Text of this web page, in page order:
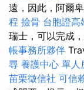
遠，因此，阿爾
程 撿骨 台胞證高
瑞士，可以完成
帳事務所夥伴
尋 養護中心 單人
苗栗徵信社 可信